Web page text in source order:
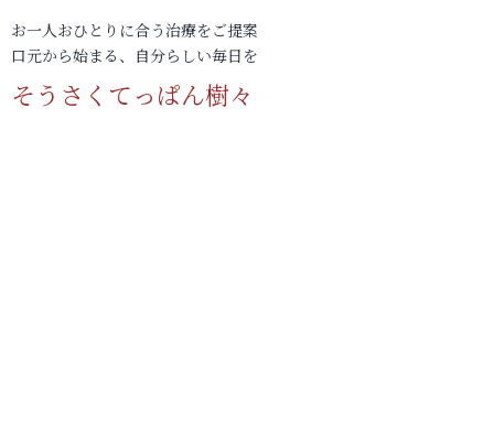
お一人おひとりに合う治療をご提案
口元から始まる、自分らしい毎日を
そうさくてっぱん樹々